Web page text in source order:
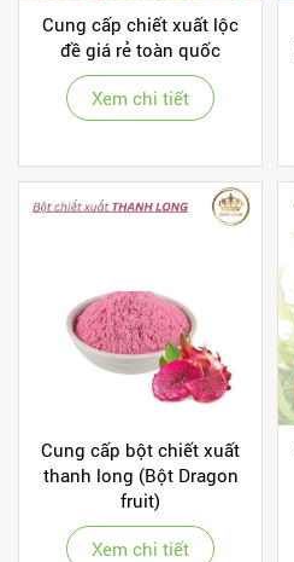
Cung cấp chiết xuất lộc
đề giá rẻ toàn quốc
Xem chi tiết
Cung cấp bột chiết xuất
thanh long (Bột Dragon
fruit)
Xem chi tiết